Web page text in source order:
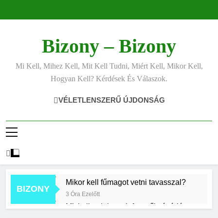
Bizony – Bizony
Mi Kell, Mihez Kell, Mit Kell Tudni, Miért Kell, Mikor Kell,
Hogyan Kell? Kérdések És Válaszok.
VÉLETLENSZERŰ ÚJDONSÁG
BIZONY
Mikor kell fűmagot vetni tavasszal?
3 Óra Ezelőtt
Mit kell tudni az air fryerről vásárlás